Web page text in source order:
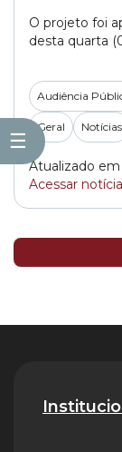
☰
O projeto foi
desta quarta
Audiência
Geral Notícias
Atualizado em
Acessar notícia